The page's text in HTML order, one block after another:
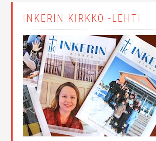
INKERIN KIRKKO -LEHTI